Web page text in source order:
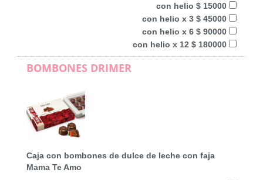
con helio $ 15000
con helio x 3 $ 45000
con helio x 6 $ 90000
con helio x 12 $ 180000
BOMBONES DRIMER
Caja con bombones de dulce de leche con faja
Mama Te Amo